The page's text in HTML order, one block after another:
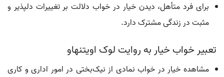
برای فرد متأهل، دیدن خیار در خواب دلالت بر تغییرات دلپذیر و
مثبت در زندگی مشترک دارد.
تعبیر خواب خیار به روایت لوک اویتنهاو
مشاهده خیار در خواب نمادی از نیک‌بختی در امور اداری و کاری